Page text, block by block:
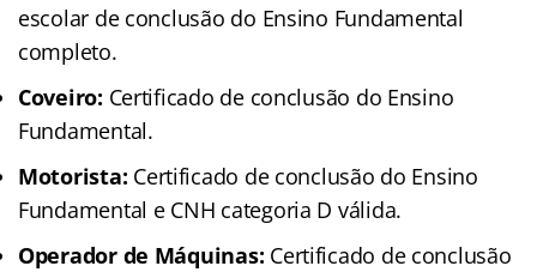
escolar de conclusão do Ensino Fundamental
completo.
Coveiro: Certificado de conclusão do Ensino
Fundamental.
Motorista: Certificado de conclusão do Ensino
Fundamental e CNH categoria D válida.
Operador de Máquinas: Certificado de conclusão